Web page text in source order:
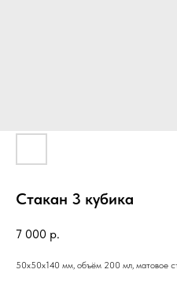
Стакан 3 кубика
7 000 р.
50х50х140 мм, объём 200 мл, матовое